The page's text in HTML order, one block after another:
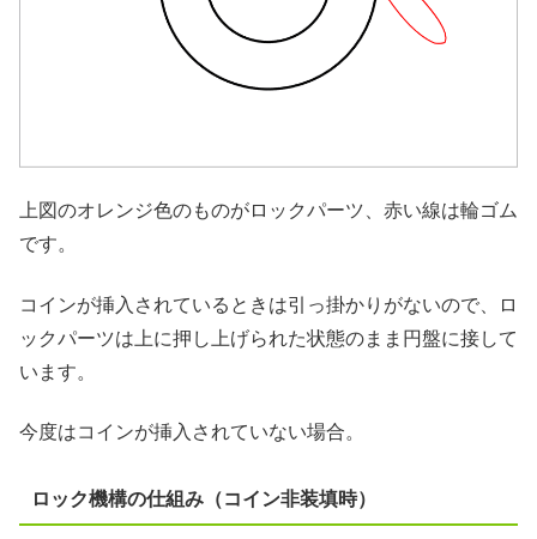
上図のオレンジ色のものがロックパーツ、赤い線は輪ゴム
です。
コインが挿入されているときは引っ掛かりがないので、ロ
ックパーツは上に押し上げられた状態のまま円盤に接して
います。
今度はコインが挿入されていない場合。
ロック機構の仕組み（コイン非装填時）